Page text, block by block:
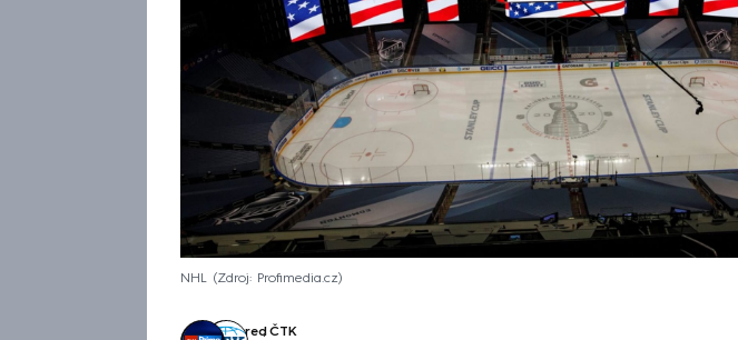
NHL Zdroj: Profimedia.cz
red, ČTK